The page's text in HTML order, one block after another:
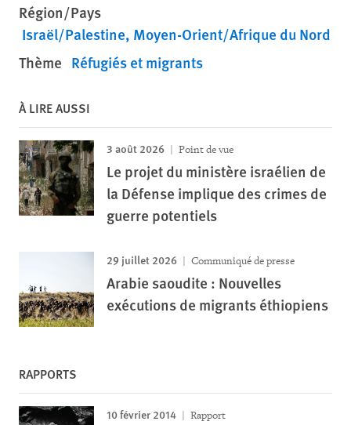
Région/Pays
Israël/Palestine Moyen-Orient/Afrique du Nord
Thème Réfugiés et migrants
À LIRE AUSSI
3 août 2026 Point de vue
Le projet du ministère israélien de
la Défense implique des crimes de
guerre potentiels
29 juillet 2026 Communiqué de presse
Arabie saoudite : Nouvelles
exécutions de migrants éthiopiens
RAPPORTS
10 février 2014 Rapport